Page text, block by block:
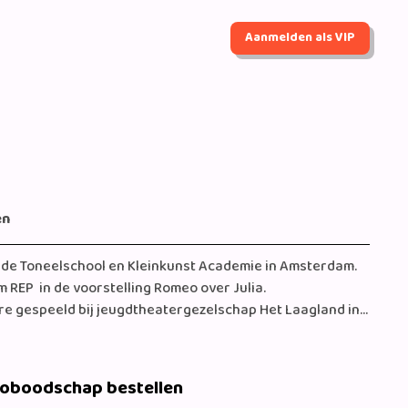
Aanmelden als VIP
Toneelschool en Kleinkunst Academie in Amsterdam.
in de voorstelling Romeo over Julia.
gespeeld bij jeugdtheatergezelschap Het Laagland in
Neverending Story), Bent, The Normal Heart en in de
personages in tekenfilms en series. Zo is hij o.a. te
Ricardo in Soy Luna, Dave in Alvinnn and the
bestellen